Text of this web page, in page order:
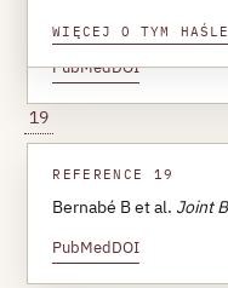
WIĘCEJ O TYM
2011;63(10):1448-
PubMedDOI
19
REFERENCE 19
Bernabé B et al. Joint
PubMedDOI